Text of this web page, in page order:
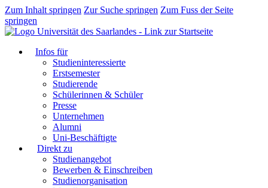
Zum Inhalt springen Zur Suche springen Zum Fuss der Seite
springen
Infos für
Studieninteressierte
Erstsemester
Studierende
Schülerinnen & Schüler
Presse
Unternehmen
Alumni
Uni-Beschäftigte
Direkt zu
Studienangebot
Bewerben & Einschreiben
Studienorganisation